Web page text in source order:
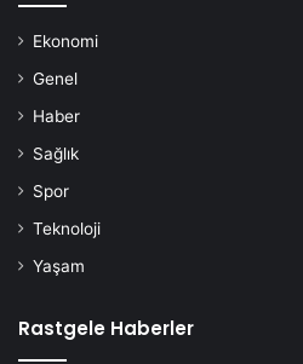
Ekonomi
Genel
Haber
Sağlık
Spor
Teknoloji
Yaşam
Rastgele Haberler